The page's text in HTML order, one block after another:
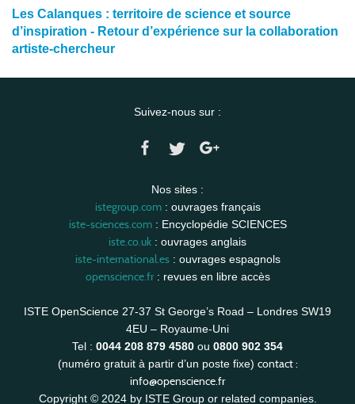
Les Calanques : territoire de science et source
d’inspiration - Retour d’expérience sur la collaboration
artiste-chercheur
Suivez-nous sur :
Nos sites :
istegroup.com: ouvrages français
iste-sciences.com: Encyclopédie SCIENCES
iste.co.uk : ouvrages anglais
iste-international.es: ouvrages espagnols
openscience.fr: revues en libre accès
ISTE OpenScience 27-37 St George’s Road – Londres SW19
4EU – Royaume-Uni
Tel : 0044 208 879 4580 ou 0800 902 354
(numéro gratuit à partir d’un poste fixe) contact :
info@openscience.fr
Copyright © 2024 by ISTE Group or related companies.